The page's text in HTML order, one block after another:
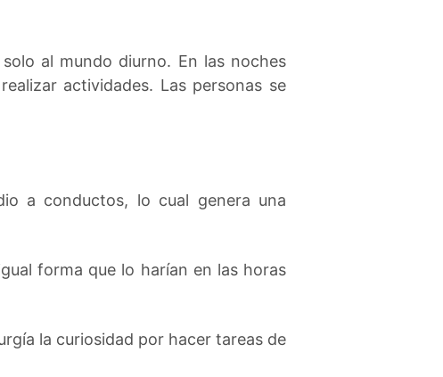
al mundo diurno. En las noches
actividades. Las personas se
a conductos, lo cual genera una
forma que lo harían en las horas
la curiosidad por hacer tareas de